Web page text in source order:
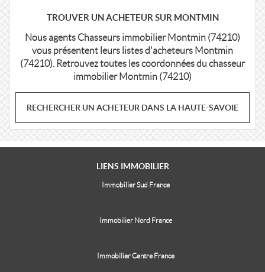
TROUVER UN ACHETEUR SUR MONTMIN
Nous agents Chasseurs immobilier Montmin (74210)
vous présentent leurs listes d'acheteurs Montmin
(74210). Retrouvez toutes les coordonnées du chasseur
immobilier Montmin (74210)
RECHERCHER UN ACHETEUR DANS LA HAUTE-SAVOIE
LIENS IMMOBILIER
Immobilier Sud France
Immobilier Nord France
Immobilier Centre France